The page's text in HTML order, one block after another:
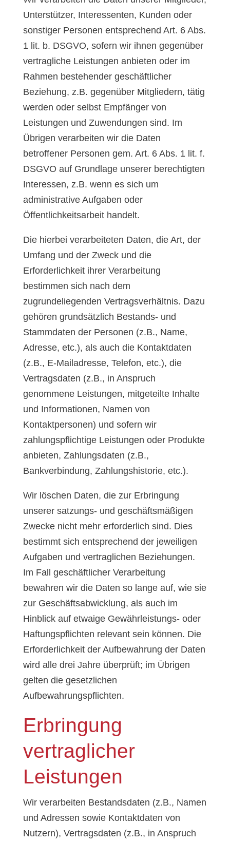
Unterstützer, Interessenten, Kunden oder
sonstiger Personen entsprechend Art. 6 Abs.
1 lit. b. DSGVO, sofern wir ihnen gegenüber
vertragliche Leistungen anbieten oder im
Rahmen bestehender geschäftlicher
Beziehung, z.B. gegenüber Mitgliedern, tätig
werden oder selbst Empfänger von
Leistungen und Zuwendungen sind. Im
Übrigen verarbeiten wir die Daten
betroffener Personen gem. Art. 6 Abs. 1 lit. f.
DSGVO auf Grundlage unserer berechtigten
Interessen, z.B. wenn es sich um
administrative Aufgaben oder
Öffentlichkeitsarbeit handelt.
Die hierbei verarbeiteten Daten, die Art, der
Umfang und der Zweck und die
Erforderlichkeit ihrer Verarbeitung
bestimmen sich nach dem
zugrundeliegenden Vertragsverhältnis. Dazu
gehören grundsätzlich Bestands- und
Stammdaten der Personen (z.B., Name,
Adresse, etc.), als auch die Kontaktdaten
(z.B., E-Mailadresse, Telefon, etc.), die
Vertragsdaten (z.B., in Anspruch
genommene Leistungen, mitgeteilte Inhalte
und Informationen, Namen von
Kontaktpersonen) und sofern wir
zahlungspflichtige Leistungen oder Produkte
anbieten, Zahlungsdaten (z.B.,
Bankverbindung, Zahlungshistorie, etc.).
Wir löschen Daten, die zur Erbringung
unserer satzungs- und geschäftsmäßigen
Zwecke nicht mehr erforderlich sind. Dies
bestimmt sich entsprechend der jeweiligen
Aufgaben und vertraglichen Beziehungen.
Im Fall geschäftlicher Verarbeitung
bewahren wir die Daten so lange auf, wie sie
zur Geschäftsabwicklung, als auch im
Hinblick auf etwaige Gewährleistungs- oder
Haftungspflichten relevant sein können. Die
Erforderlichkeit der Aufbewahrung der Daten
wird alle drei Jahre überprüft; im Übrigen
gelten die gesetzlichen
Aufbewahrungspflichten.
Erbringung
vertraglicher
Leistungen
Wir verarbeiten Bestandsdaten (z.B., Namen
und Adressen sowie Kontaktdaten von
Nutzern), Vertragsdaten (z.B., in Anspruch